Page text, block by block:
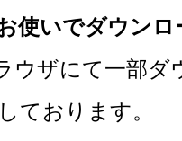
使いでダウンロ
ウザにて一部
ております。